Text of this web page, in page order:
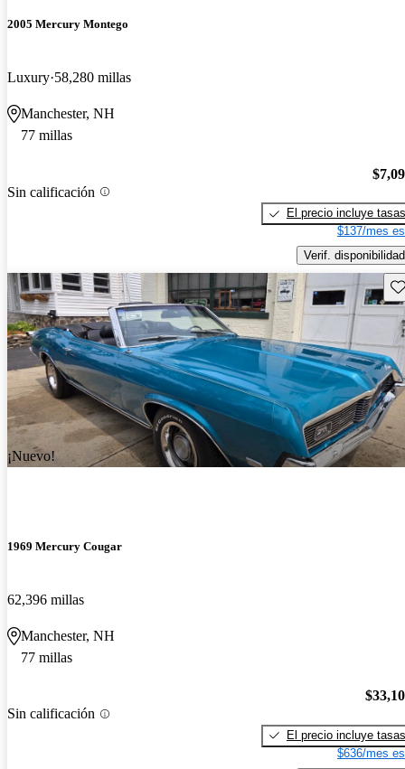
2005 Mercury Montego
Luxury 58,280 millas
Manchester, NH
77 millas
Sin calificación
El precio incluye tasas
$137/mes
Verif. disponibilidad
¡Nuevo!
1969 Mercury Cougar
62,396 millas
Manchester, NH
77 millas
Sin calificación
El precio incluye tasas
$636/mes